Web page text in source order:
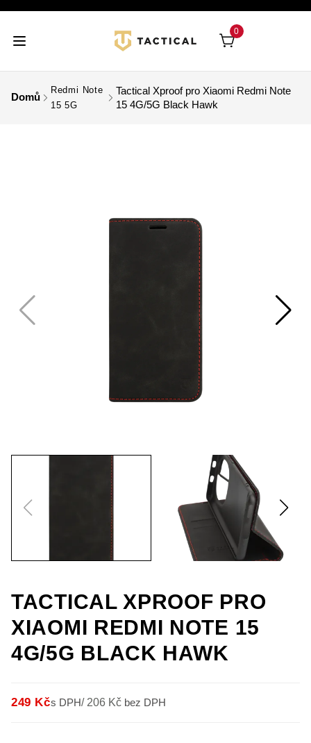
0
Domů
Redmi Note
15 5G
Tactical Xproof pro Xiaomi Redmi Note
15 4G/5G Black Hawk
TACTICAL XPROOF PRO
XIAOMI REDMI NOTE 15
4G/5G BLACK HAWK
249 Kčs DPH/ 206 Kč bez DPH